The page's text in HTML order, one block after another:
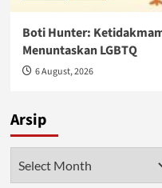
Boti Hunter:
Menuntaskan LGBTQ
6 August, 2026
Arsip